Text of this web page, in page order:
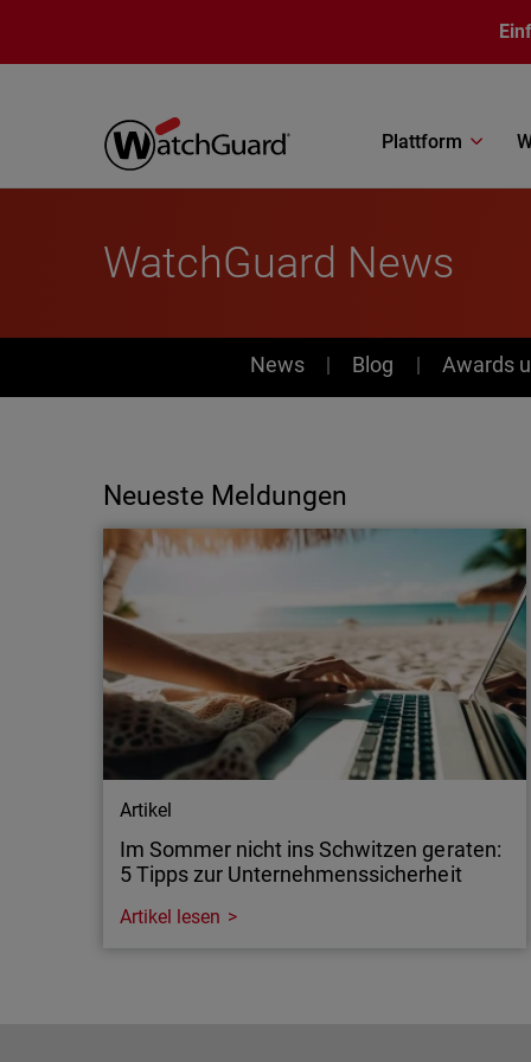
Plattform
WatchGuard News
News
News Blog Awards
Neueste Meldungen
Artikel
Im Sommer nicht ins Schwitzen geraten:
5 Tipps zur Unternehmenssicherheit
Artikel lesen